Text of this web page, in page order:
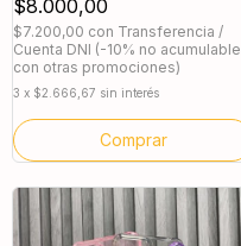
$8.000,00
$7.200,00 con Transferencia /
Cuenta DNI (-10% no acumulable
con otras promociones)
3 x $2.666,67 sin interés
Comprar